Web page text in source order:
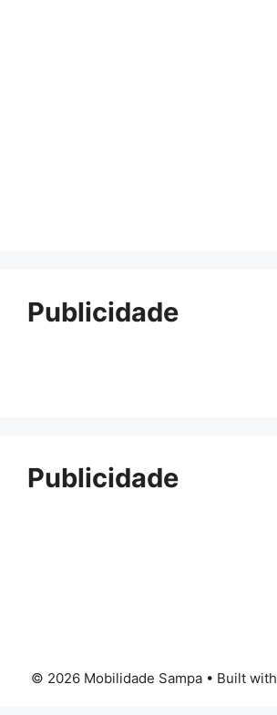
Publicidade
Publicidade
© 2026 Mobilidade Sampa• Built with